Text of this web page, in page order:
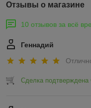
Отзывы о магазине
10 отзывов за всё
Геннадий
Сделка подтверждена